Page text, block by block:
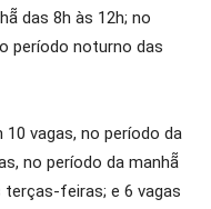
das 8h às 12h; no
período noturno das
vagas, no período da
no período da manhã̃
terças-feiras; e 6 vagas